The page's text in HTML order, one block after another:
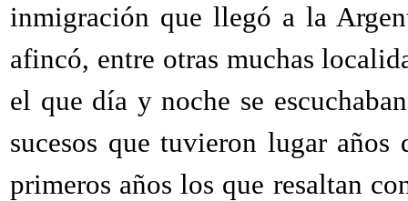
inmigración que llegó a la
afincó, entre otras muchas
el que día y noche se
sucesos que tuvieron lugar años
primeros años los que resaltan